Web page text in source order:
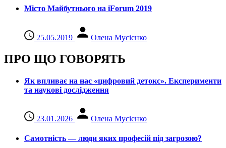
Місто Майбутнього на iForum 2019
25.05.2019 Олена Мусієнко
ПРО ЩО ГОВОРЯТЬ
Як впливає на нас «цифровий детокс». Експерименти
та наукові дослідження
23.01.2026 Олена Мусієнко
Самотність — люди яких професій під загрозою?